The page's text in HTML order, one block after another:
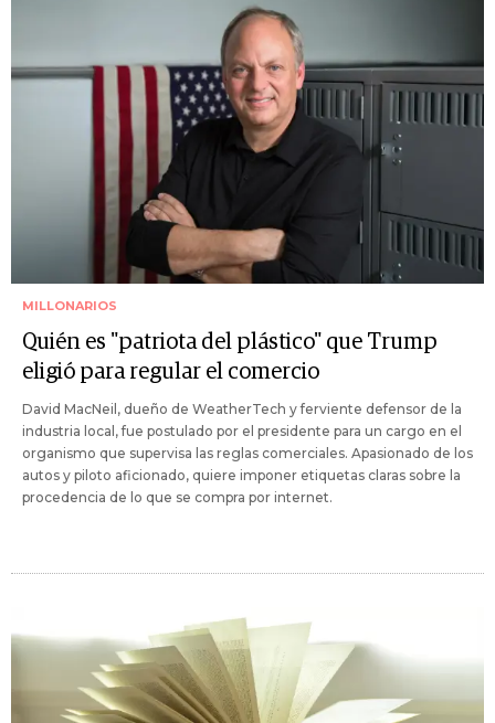
MILLONARIOS
Quién es "patriota del plástico" que Trump
eligió para regular el comercio
David MacNeil, dueño de WeatherTech y ferviente defensor de la
industria local, fue postulado por el presidente para un cargo en el
organismo que supervisa las reglas comerciales. Apasionado de los
autos y piloto aficionado, quiere imponer etiquetas claras sobre la
procedencia de lo que se compra por internet.